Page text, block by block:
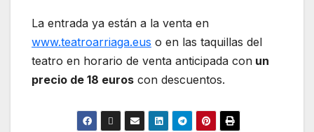
La entrada ya están a la venta en
www.teatroarriaga.eus o en las taquillas del
teatro en horario de venta anticipada con un
precio de 18 euros con descuentos.